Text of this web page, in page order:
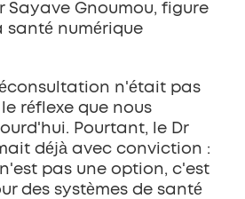
Sayave Gnoumou, figure
santé numérique
n'était pas
réflexe que nous
Pourtant, le Dr
déjà avec conviction :
pas une option, c'est
des systèmes de santé